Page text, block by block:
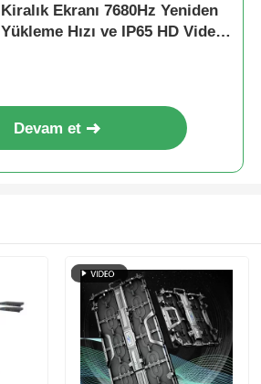
Kiralık Ekranı 7680Hz Yeniden
Yükleme Hızı ve IP65 HD Video
Devam et